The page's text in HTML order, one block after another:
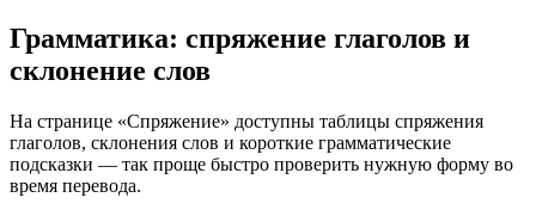
Грамматика: спряжение глаголов и
склонение слов
На странице «Спряжение» доступны таблицы спряжения
глаголов, склонения слов и короткие грамматические
подсказки — так проще быстро проверить нужную форму во
время перевода.